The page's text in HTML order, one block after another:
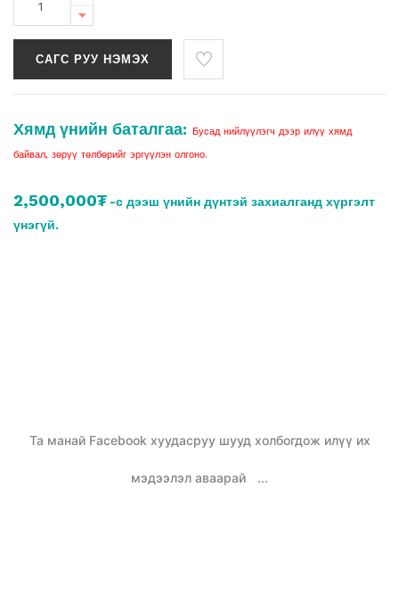
САГС РУУ НЭМЭХ
Хямд үнийн баталгаа: Бусад нийлүүлэгч дээр илүү хямд
байвал, зөрүү төлбөрийг эргүүлэн олгоно.
2,500,000₮ -с дээш үнийн дүнтэй захиалганд хүргэлт
үнэгүй.
Та манай Facebook хуудасруу шууд холбогдож илүү их
мэдээлэл аваарай ...